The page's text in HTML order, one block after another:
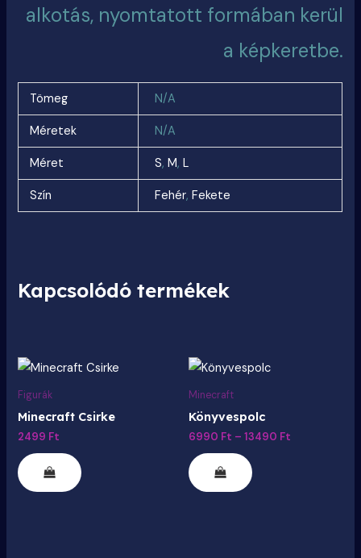
alkotás, nyomtatott formában kerül
a képkeretbe.
Tömeg N/A
Méretek N/A
Méret S, M, L
Szín Fehér, Fekete
Kapcsolódó termékek
Figurák
Minecraft Csirke
2499 Ft
Minecraft
Könyvespolc
6990 Ft – 13490 Ft
Ennek
terméknek
több
van.